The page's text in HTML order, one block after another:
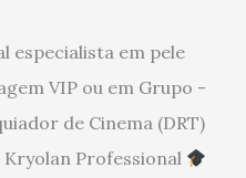
especialista em pele
VIP ou em Grupo -
de Cinema (DRT)
Kryolan Professional